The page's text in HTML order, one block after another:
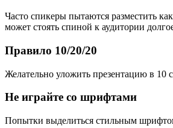
Часто спикеры пытаются разместить
может стоять спиной к аудитории
Правило 10/20/20
Желательно уложить презентацию в 10
Не играйте со шрифтами
Попытки выделиться стильным